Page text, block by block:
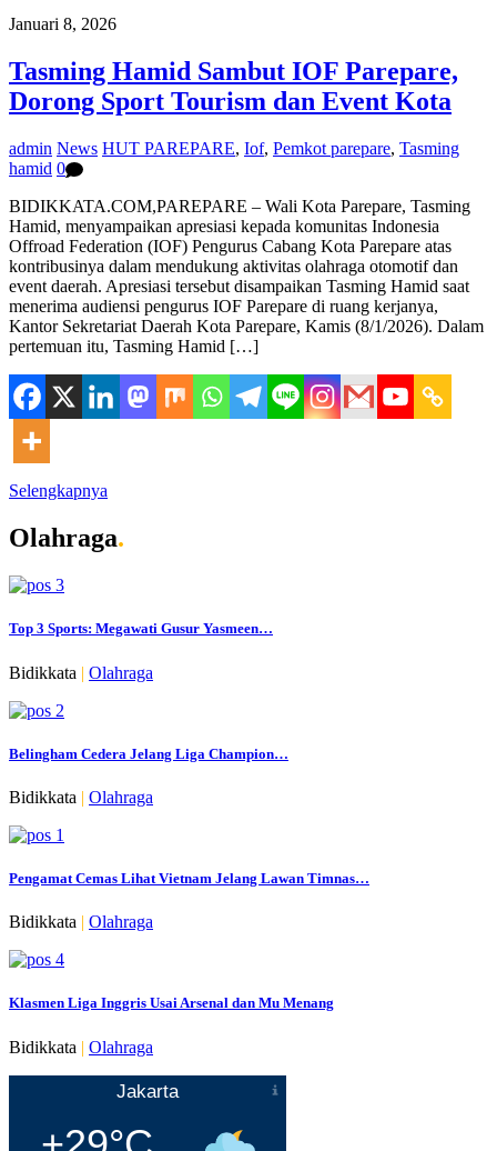
Januari 8, 2026
Tasming Hamid Sambut IOF Parepare,
Dorong Sport Tourism dan Event Kota
admin News HUT PAREPARE, Iof, Pemkot parepare, Tasming
hamid 0
BIDIKKATA.COM,PAREPARE – Wali Kota Parepare, Tasming
Hamid, menyampaikan apresiasi kepada komunitas Indonesia
Offroad Federation (IOF) Pengurus Cabang Kota Parepare atas
kontribusinya dalam mendukung aktivitas olahraga otomotif dan
event daerah. Apresiasi tersebut disampaikan Tasming Hamid saat
menerima audiensi pengurus IOF Parepare di ruang kerjanya,
Kantor Sekretariat Daerah Kota Parepare, Kamis (8/1/2026). Dalam
pertemuan itu, Tasming Hamid […]
Selengkapnya
Olahraga.
Top 3 Sports: Megawati Gusur Yasmeen…
Bidikkata | Olahraga
Belingham Cedera Jelang Liga Champion…
Bidikkata | Olahraga
Pengamat Cemas Lihat Vietnam Jelang Lawan Timnas…
Bidikkata | Olahraga
Klasmen Liga Inggris Usai Arsenal dan Mu Menang
Bidikkata | Olahraga
Jakarta